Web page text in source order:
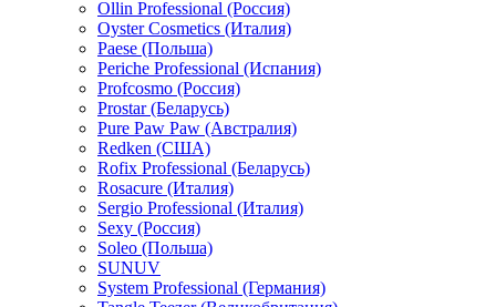
Ollin Professional (Россия)
Oyster Cosmetics (Италия)
Paese (Польша)
Periche Professional (Испания)
Profcosmo (Россия)
Prostar (Беларусь)
Pure Paw Paw (Австралия)
Redken (США)
Rofix Professional (Беларусь)
Rosacure (Италия)
Sergio Professional (Италия)
Sexy (Россия)
Soleo (Польша)
SUNUV
System Professional (Германия)